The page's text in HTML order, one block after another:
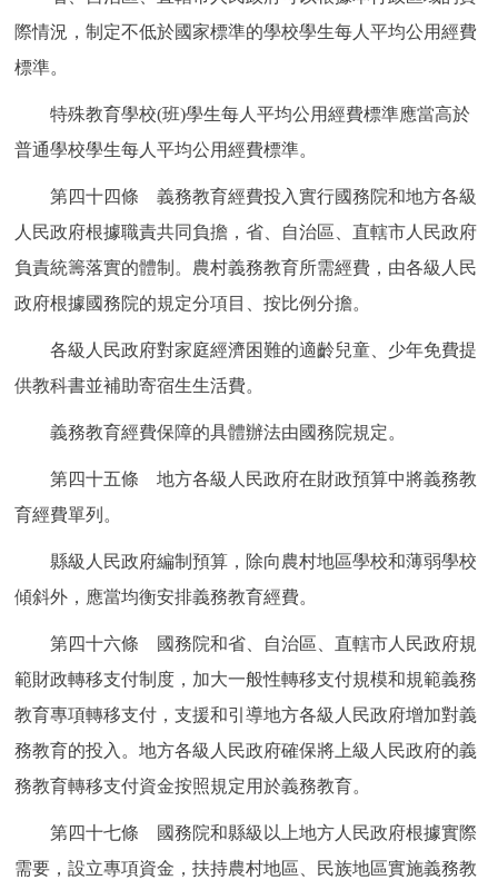
際情況，制定不低於國家標準的學校學生每人平均公用經費
標準。
特殊教育學校(班)學生每人平均公用經費標準應當高於
普通學校學生每人平均公用經費標準。
第四十四條 義務教育經費投入實行國務院和地方各級
人民政府根據職責共同負擔，省、自治區、直轄市人民政府
負責統籌落實的體制。農村義務教育所需經費，由各級人民
政府根據國務院的規定分項目、按比例分擔。
各級人民政府對家庭經濟困難的適齡兒童、少年免費提
供教科書並補助寄宿生生活費。
義務教育經費保障的具體辦法由國務院規定。
第四十五條 地方各級人民政府在財政預算中將義務教
育經費單列。
縣級人民政府編制預算，除向農村地區學校和薄弱學校
傾斜外，應當均衡安排義務教育經費。
第四十六條 國務院和省、自治區、直轄市人民政府規
範財政轉移支付制度，加大一般性轉移支付規模和規範義務
教育專項轉移支付，支援和引導地方各級人民政府增加對義
務教育的投入。地方各級人民政府確保將上級人民政府的義
務教育轉移支付資金按照規定用於義務教育。
第四十七條 國務院和縣級以上地方人民政府根據實際
需要，設立專項資金，扶持農村地區、民族地區實施義務教